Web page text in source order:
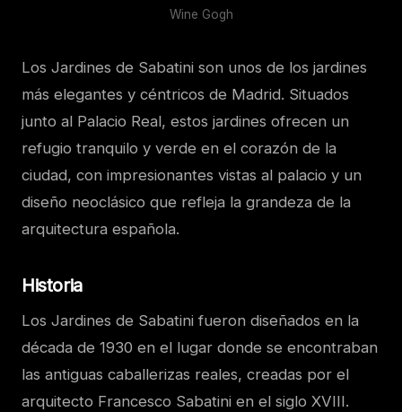
Wine Gogh
Los Jardines de Sabatini son unos de los jardines
más elegantes y céntricos de Madrid. Situados
junto al Palacio Real, estos jardines ofrecen un
refugio tranquilo y verde en el corazón de la
ciudad, con impresionantes vistas al palacio y un
diseño neoclásico que refleja la grandeza de la
arquitectura española.
Historia
Los Jardines de Sabatini fueron diseñados en la
década de 1930 en el lugar donde se encontraban
las antiguas caballerizas reales, creadas por el
arquitecto Francesco Sabatini en el siglo XVIII.